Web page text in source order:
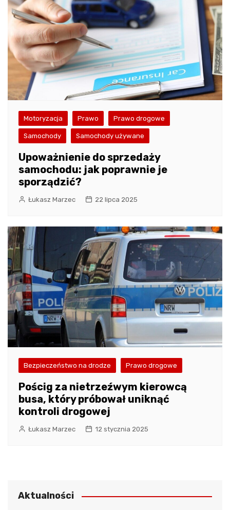
Motoryzacja Prawo Prawo drogowe
Samochody Samochody używane
Upoważnienie do sprzedaży
samochodu: jak poprawnie je
sporządzić?
Łukasz Marzec 22 lipca 2025
Bezpieczeństwo na drodze Prawo drogowe
Pościg za nietrzeźwym kierowcą
busa, który próbował uniknąć
kontroli drogowej
Łukasz Marzec 12 stycznia 2025
Aktualności